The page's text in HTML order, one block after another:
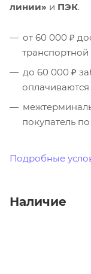
линии» и ПЭК.
от 60 000 ₽
до 60 000 ₽
покупатель
Подробные
Наличие